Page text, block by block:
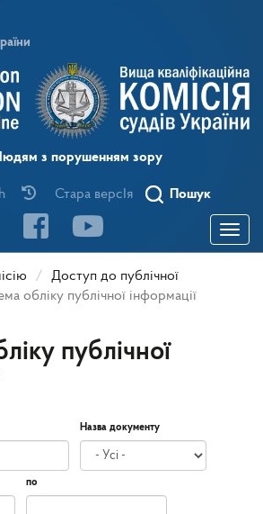
з порушенням зору
Стара версІя Пошук
Toggle
Доступ до публічної
обліку публічної інформації
публічної
Назва документу
по